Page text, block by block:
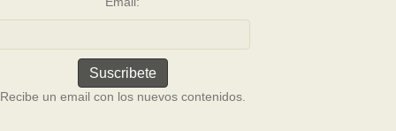
Recibe un email con los nuevos contenidos.